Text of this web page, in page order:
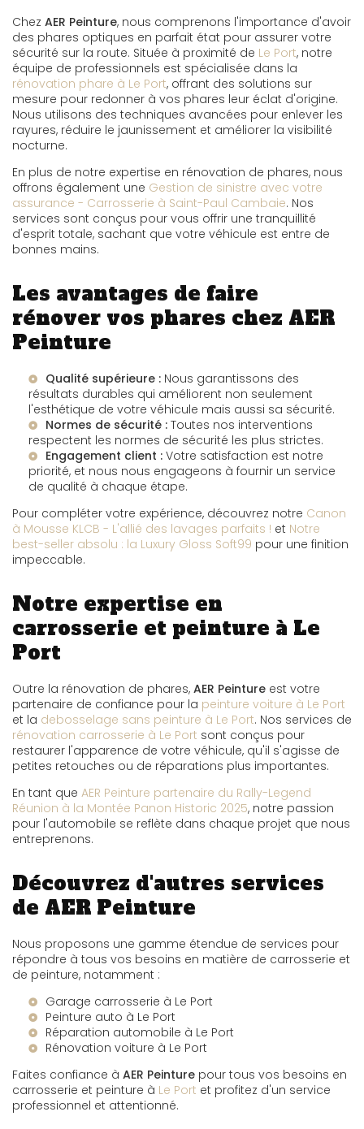
Chez AER Peinture, nous comprenons l'importance d'avoir
des phares optiques en parfait état pour assurer votre
sécurité sur la route. Située à proximité de Le Port, notre
équipe de professionnels est spécialisée dans la
rénovation phare à Le Port, offrant des solutions sur
mesure pour redonner à vos phares leur éclat d'origine.
Nous utilisons des techniques avancées pour enlever les
rayures, réduire le jaunissement et améliorer la visibilité
nocturne.
En plus de notre expertise en rénovation de phares, nous
offrons également une Gestion de sinistre avec votre
assurance - Carrosserie à Saint-Paul Cambaie. Nos
services sont conçus pour vous offrir une tranquillité
d'esprit totale, sachant que votre véhicule est entre de
bonnes mains.
Les avantages de faire
rénover vos phares chez AER
Peinture
Qualité supérieure : Nous garantissons des
résultats durables qui améliorent non seulement
l'esthétique de votre véhicule mais aussi sa sécurité.
Normes de sécurité : Toutes nos interventions
respectent les normes de sécurité les plus strictes.
Engagement client : Votre satisfaction est notre
priorité, et nous nous engageons à fournir un service
de qualité à chaque étape.
Pour compléter votre expérience, découvrez notre Canon
à Mousse KLCB - L'allié des lavages parfaits ! et Notre
best-seller absolu : la Luxury Gloss Soft99 pour une finition
impeccable.
Notre expertise en
carrosserie et peinture à Le
Port
Outre la rénovation de phares, AER Peinture est votre
partenaire de confiance pour la peinture voiture à Le Port
et la debosselage sans peinture à Le Port. Nos services de
rénovation carrosserie à Le Port sont conçus pour
restaurer l'apparence de votre véhicule, qu'il s'agisse de
petites retouches ou de réparations plus importantes.
En tant que AER Peinture partenaire du Rally-Legend
Réunion à la Montée Panon Historic 2025, notre passion
pour l'automobile se reflète dans chaque projet que nous
entreprenons.
Découvrez d'autres services
de AER Peinture
Nous proposons une gamme étendue de services pour
répondre à tous vos besoins en matière de carrosserie et
de peinture, notamment :
Garage carrosserie à Le Port
Peinture auto à Le Port
Réparation automobile à Le Port
Rénovation voiture à Le Port
Faites confiance à AER Peinture pour tous vos besoins en
carrosserie et peinture à Le Port et profitez d'un service
professionnel et attentionné.